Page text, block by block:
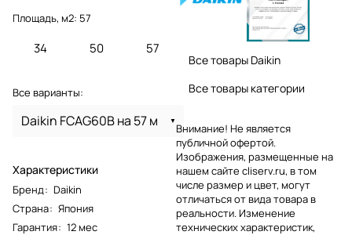
Площадь, м2: 57
34 50 57
Все варианты:
Daikin FCAG60B на 57 м
Характеристики
Бренд: Daikin
Страна: Япония
Гарантия: 12 мес
Все товары Daikin
Все товары категории
Внимание! Не является
публичной офертой.
Изображения, размещенные на
нашем сайте cliserv.ru, в том
числе размер и цвет, могут
отличаться от вида товара в
реальности. Изменение
технических характеристик,